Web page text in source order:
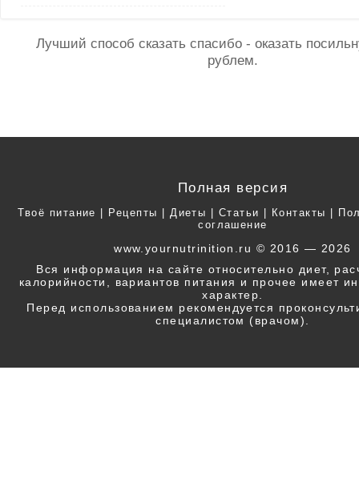
Лучший способ сказать спасибо - оказать
рублем.
Полная версия
Твоё питание Рецепты |Диеты Статьи Контакты
соглашение
www.yournutrinition.ru © 2016 — 2026
Вся информация на сайте относительно диет,
калорийности, вариантов питания и прочее имеет
характер.
Перед использованием рекомендуется
специалистом (врачом).